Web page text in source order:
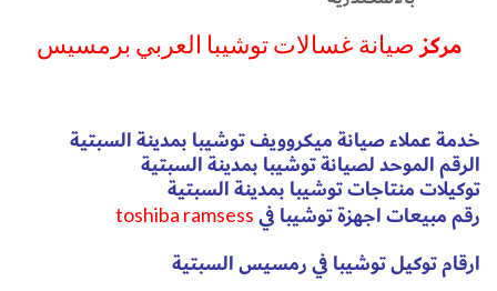
مركزصيانة غسالات توشيبا العربي برمسيس
خدمة عملاء صيانة ميكروويف توشيبا بمدينة السبتية
الرقم الموحد لصيانة توشيبا بمدينة السبتية
توكيلات منتاجات توشيبا بمدينة السبتية
رقم مبيعات اجهزة توشيبا في toshiba ramsess
ارقام توكيل توشيبا في رمسيس السبتية